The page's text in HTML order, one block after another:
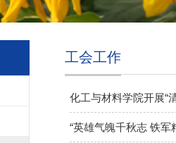
工会工作
化工与材料学院开展“
“英雄气魄千秋志 铁